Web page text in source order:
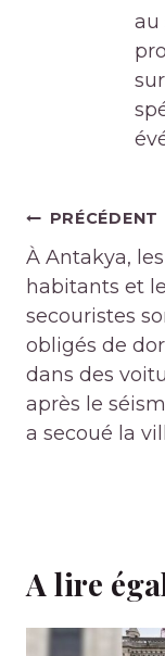
au
Navigation
de
l’article
PRÉCÉDENT
À Antakya, les
habitants et
secouristes
obligés de
dans des
après le
a secoué la
A lire